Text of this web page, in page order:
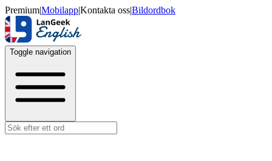
Premium|Mobilapp|Kontakta oss|Bildordbok
Toggle navigation